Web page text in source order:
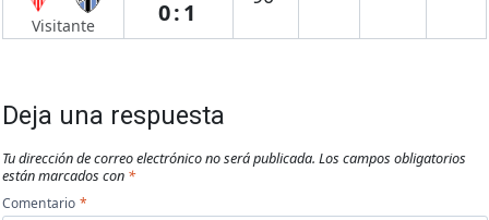
Visitante 0:1
Deja una respuesta
Tu dirección de correo electrónico no será publicada. Los campos obligatorios
están marcados con *
Comentario *